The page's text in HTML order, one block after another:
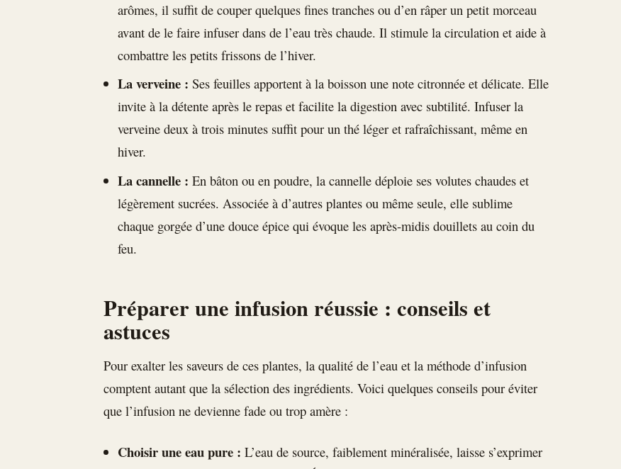
arômes, il suffit de couper quelques fines tranches ou d’en râper un petit morceau
avant de le faire infuser dans de l’eau très chaude. Il stimule la circulation et aide à
combattre les petits frissons de l’hiver.
La verveine : Ses feuilles apportent à la boisson une note citronnée et délicate. Elle
invite à la détente après le repas et facilite la digestion avec subtilité. Infuser la
verveine deux à trois minutes suffit pour un thé léger et rafraîchissant, même en
hiver.
La cannelle : En bâton ou en poudre, la cannelle déploie ses volutes chaudes et
légèrement sucrées. Associée à d’autres plantes ou même seule, elle sublime
chaque gorgée d’une douce épice qui évoque les après-midis douillets au coin du
feu.
Préparer une infusion réussie : conseils et
astuces
Pour exalter les saveurs de ces plantes, la qualité de l’eau et la méthode d’infusion
comptent autant que la sélection des ingrédients. Voici quelques conseils pour éviter
que l’infusion ne devienne fade ou trop amère :
Choisir une eau pure : L’eau de source, faiblement minéralisée, laisse s’exprimer